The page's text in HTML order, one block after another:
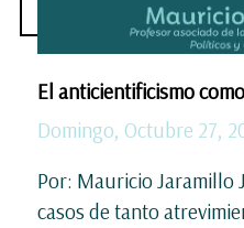
El anticientificismo
Domingo, Octubre 27,
Por: Mauricio Jaramillo
casos de tanto